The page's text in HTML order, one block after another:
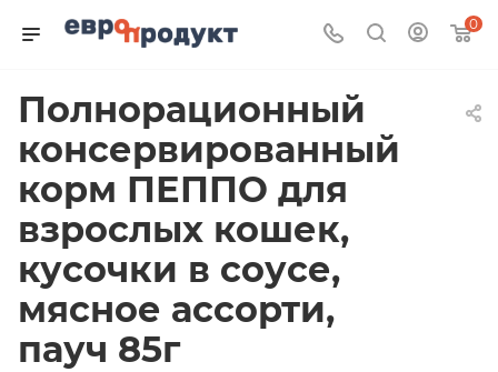
0
Полнорационный
консервированный
корм ПЕППО для
взрослых кошек,
кусочки в соусе,
мясное ассорти,
пауч 85г